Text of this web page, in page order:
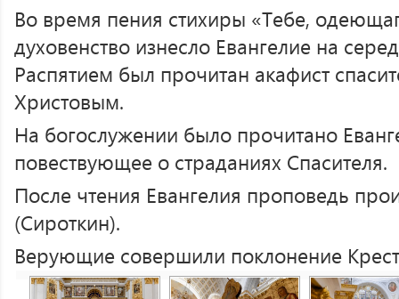
Во время пения стихиры «Тебе,
духовенство изнесло Евангелие на
Распятием был прочитан акафист
Христовым.
На богослужении было прочитано
повествующее о страданиях Спасителя.
После чтения Евангелия проповедь
(Сироткин).
Верующие совершили поклонение